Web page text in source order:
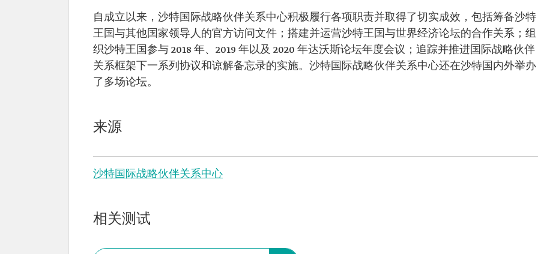
自成立以来，沙特国际战略伙伴关系中心积极履行各项职责并取得了切实成效，包括筹备沙特
王国与其他国家领导人的官方访问文件；搭建并运营沙特王国与世界经济论坛的合作关系；组
织沙特王国参与 2018 年、2019 年以及 2020 年达沃斯论坛年度会议；追踪并推进国际战略伙伴
关系框架下一系列协议和谅解备忘录的实施。沙特国际战略伙伴关系中心还在沙特国内外举办
了多场论坛。
来源
沙特国际战略伙伴关系中心
相关测试